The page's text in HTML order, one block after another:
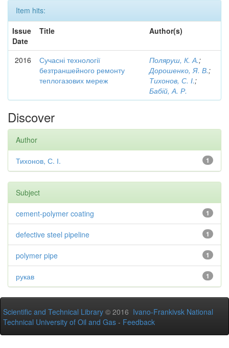
Item hits:
Issue
Date
Title Author(s)
2016
Сучасні технології
безтраншейного ремонту
теплогазових мереж
Поляруш, К. А.;
Дорошенко, Я. В.;
Тихонов, С. І.;
Бабій, А. Р.
Discover
Author
1
Тихонов, С. І.
Subject
1
cement-polymer coating
1
defective steel pipeline
1
polymer pipe
1
рукав
Scientific and Technical Library © 2016 Ivano-Frankivsk National
Technical University of Oil and Gas - Feedback